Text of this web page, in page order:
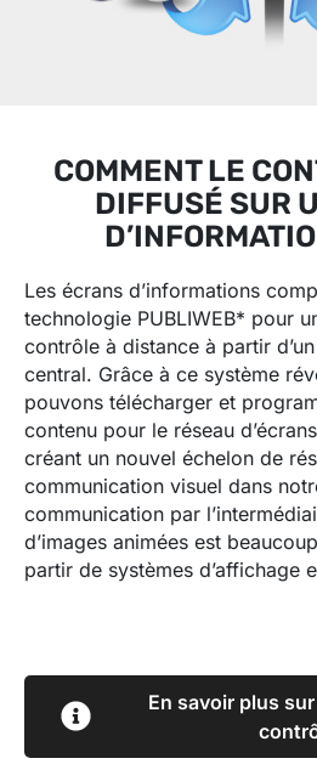
COMMENT LE
DIFFUSÉ SUR
Les écrans d’informations
technologie PUBLIWEB* pour
contrôle à distance à partir
central. Grâce à ce système
pouvons télécharger et
contenu pour le réseau
créant un nouvel échelon de
communication visuel dans
communication par
d’images animées est
partir de systèmes d’affichage
En savoir plus